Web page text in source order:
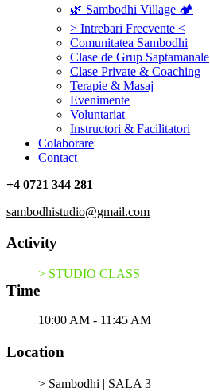
🌿 Sambodhi Village 🏕️
> Intrebari Frecvente <
Comunitatea Sambodhi
Clase de Grup Saptamanale
Clase Private & Coaching
Terapie & Masaj
‎Evenimente
Voluntariat
‏‏‎Instructori & Facilitatori
Colaborare
Contact
+4 0721 344 281
sambodhistudio@gmail.com
Activity
> STUDIO CLASS
Time
10:00 AM - 11:45 AM
Location
> Sambodhi | SALA 3